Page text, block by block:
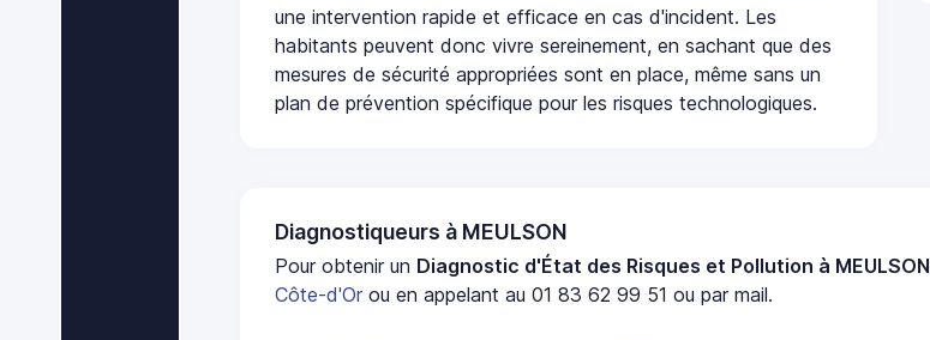
une intervention rapide et efficace en cas d'incident. Les
habitants peuvent donc vivre sereinement, en sachant que des
mesures de sécurité appropriées sont en place, même sans un
plan de prévention spécifique pour les risques technologiques.
Diagnostiqueurs à MEULSON
Pour obtenir un Diagnostic d'État des Risques et Pollution à MEULSON
Côte-d'Or ou en appelant au 01 83 62 99 51 ou par mail.